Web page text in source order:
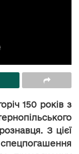
150 років з
З цієї
спецпогашення